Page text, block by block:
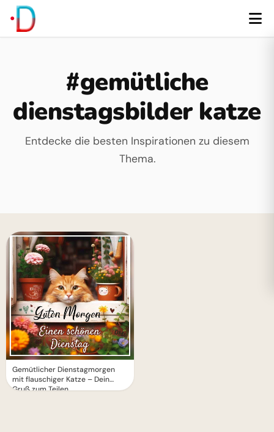
#gemütliche
dienstagsbilder katze
Entdecke die besten Inspirationen zu diesem
Thema.
Gemütlicher Dienstagmorgen
mit flauschiger Katze – Dein
Gruß zum Teilen